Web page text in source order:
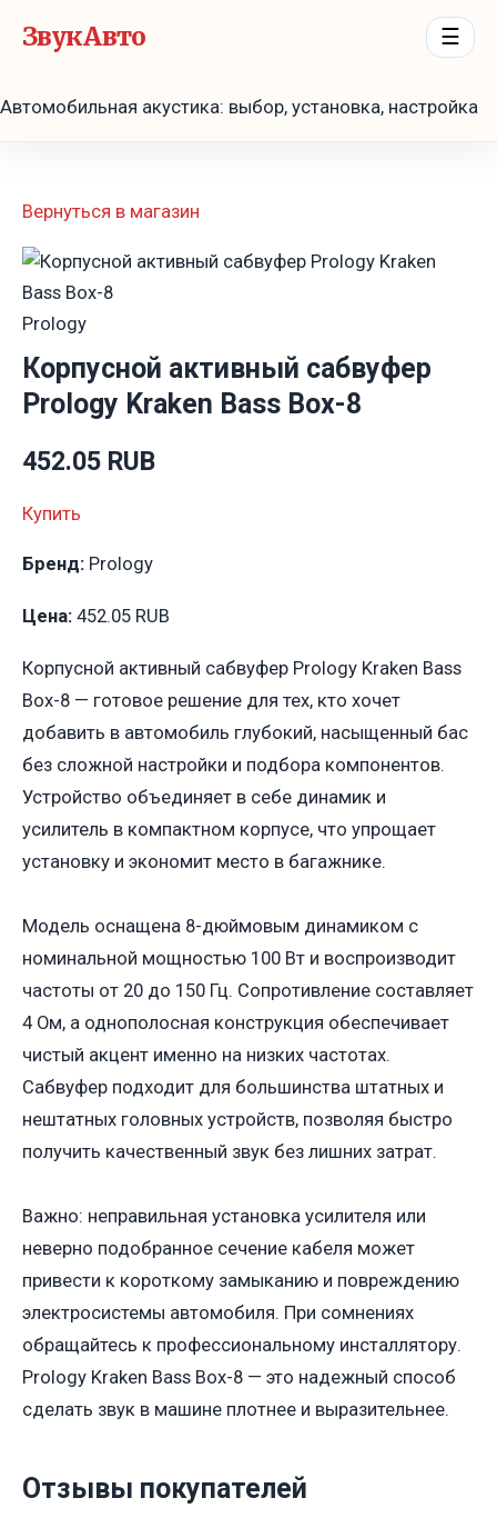
ЗвукАвто ☰
Автомобильная акустика: выбор, установка, настройка
Вернуться в магазин
Prology
Корпусной активный сабвуфер
Prology Kraken Bass Box-8
452.05 RUB
Купить
Бренд: Prology
Цена: 452.05 RUB
Корпусной активный сабвуфер Prology Kraken Bass
Box-8 — готовое решение для тех, кто хочет
добавить в автомобиль глубокий, насыщенный бас
без сложной настройки и подбора компонентов.
Устройство объединяет в себе динамик и
усилитель в компактном корпусе, что упрощает
установку и экономит место в багажнике.
Модель оснащена 8-дюймовым динамиком с
номинальной мощностью 100 Вт и воспроизводит
частоты от 20 до 150 Гц. Сопротивление составляет
4 Ом, а однополосная конструкция обеспечивает
чистый акцент именно на низких частотах.
Сабвуфер подходит для большинства штатных и
нештатных головных устройств, позволяя быстро
получить качественный звук без лишних затрат.
Важно: неправильная установка усилителя или
неверно подобранное сечение кабеля может
привести к короткому замыканию и повреждению
электросистемы автомобиля. При сомнениях
обращайтесь к профессиональному инсталлятору.
Prology Kraken Bass Box-8 — это надежный способ
сделать звук в машине плотнее и выразительнее.
Отзывы покупателей